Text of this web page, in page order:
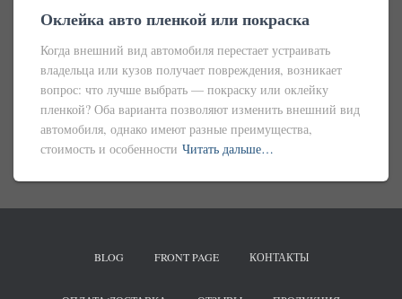
Оклейка авто пленкой или покраска
Когда внешний вид автомобиля перестает устраивать
владельца или кузов получает повреждения, возникает
вопрос: что лучше выбрать — покраску или оклейку
пленкой? Оба варианта позволяют изменить внешний вид
автомобиля, однако имеют разные преимущества,
стоимость и особенности Читать дальше…
BLOG FRONT PAGE КОНТАКТЫ